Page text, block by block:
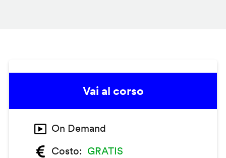
Vai al corso
On Demand
Costo
GRATIS